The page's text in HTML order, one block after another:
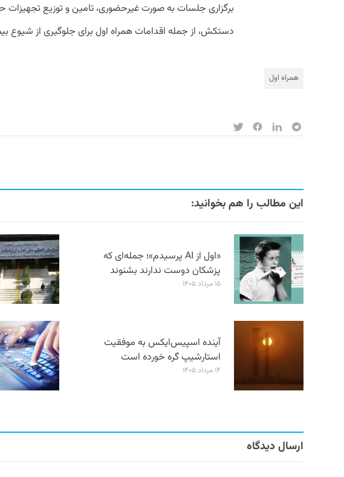
برگزاری جلسات به صورت غیرحضوری، تامین و توزیع
دستکش، از جمله اقدامات همراه اول برای جلوگیری از شیوع
همراه اول
این مطالب را هم بخوانید:
«اول از AI پرسیدم»؛ جمله‌ای که
پزشکان دوست ندارند بشنوند
۱۵ مرداد ۱۴۰۵
آینده اسپیس‌ایکس به موفقیت
استارشیپ گره خورده است
۱۴ مرداد ۱۴۰۵
ارسال دیدگاه